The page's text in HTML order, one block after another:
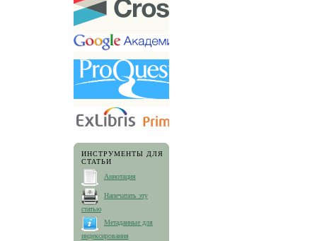
ИНСТРУМЕНТЫ ДЛЯ
СТАТЬИ
Аннотация
Напечатать эту
статью
Метаданные для
индексирования